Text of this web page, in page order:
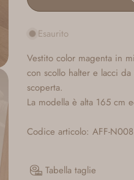
Esaurito
Vestito color magenta in
con scollo halter e lacci
scoperta.
La modella è alta 165 cm
Codice articolo: AFF-
Tabella taglie